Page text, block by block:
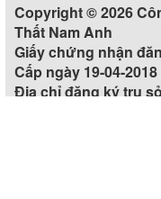
Copyright © 2026 Công Ty Cổ Phần Thương Mại Nội
Thất Nam Anh
Giấy chứng nhận
Cấp ngày 19-04-
Địa chỉ đăng ký trụ